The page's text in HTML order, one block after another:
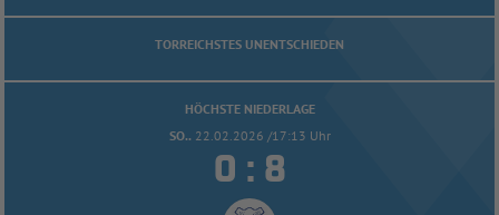
TORREICHSTES UNENTSCHIEDEN
HÖCHSTE NIEDERLAGE
SO.. 22.02.2026 /17:13 Uhr
 : 